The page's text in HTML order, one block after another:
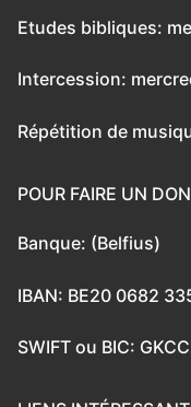
Etudes bibliques:
Intercession:
Répétition de
POUR FAIRE UN DON
Banque: (Belfius)
IBAN: BE20 0682
SWIFT ou BIC: